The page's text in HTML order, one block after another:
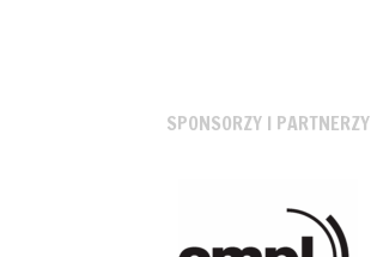
SPONSORZY I PARTNERZY